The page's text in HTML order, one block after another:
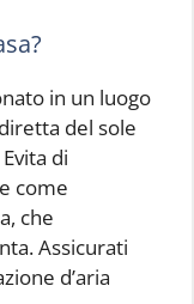
in un luogo
del sole
di
come
che
Assicurati
d’aria